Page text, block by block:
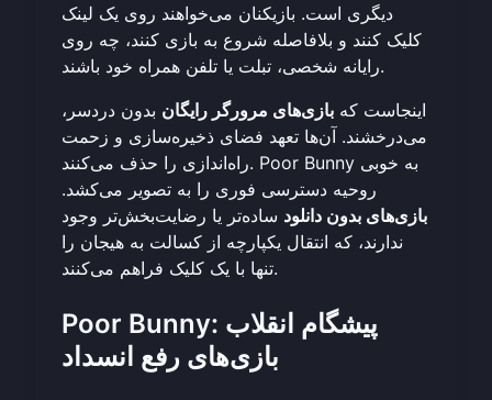
دیگری است. بازیکنان می‌خواهند روی یک لینک
کلیک کنند و بلافاصله شروع به بازی کنند، چه روی
رایانه شخصی، تبلت یا تلفن همراه خود باشند.
اینجاست که بازی‌های مرورگر رایگان بدون دردسر،
می‌درخشند. آن‌ها تعهد فضای ذخیره‌سازی و زحمت
راه‌اندازی را حذف می‌کنند. Poor Bunny به خوبی
روحیه دسترسی فوری را به تصویر می‌کشد.
بازی‌های بدون دانلود ساده‌تر یا رضایت‌بخش‌تر وجود
ندارند، که انتقال یکپارچه از کسالت به هیجان را
تنها با یک کلیک فراهم می‌کنند.
Poor Bunny: پیشگام انقلاب
بازی‌های رفع انسداد